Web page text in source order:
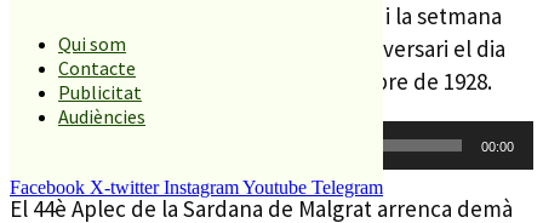
Qui som
Contacte
Publicitat
Audiències
Facebook X-twitter InstagramYoutube Telegram
ballada de sardanes a Can Campassol, i la setmana
que ve l’Agrupació celebrarà el seu aniversari el dia
concret en què va néixer, el 13 d’octubre de 1928.
Reproductor
00:00
El 44è Aplec de la Sardana de Malgrat arrenca demà